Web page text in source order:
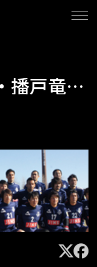
播戸竜二
！「新